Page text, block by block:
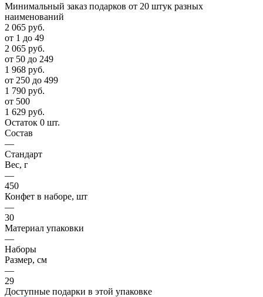
Минимальный заказ подарков от 20 штук разных
наименований
2 065 руб.
от 1 до 49
2 065 руб.
от 50 до 249
1 968 руб.
от 250 до 499
1 790 руб.
от 500
1 629 руб.
Остаток 0 шт.
Состав
—
Стандарт
Вес, г
—
450
Конфет в наборе, шт
—
30
Материал упаковки
—
Наборы
Размер, см
—
29
Доступные подарки в этой упаковке